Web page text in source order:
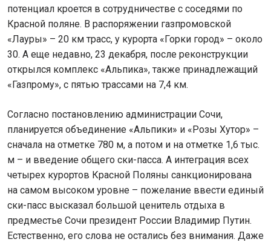
потенциал кроется в сотрудничестве с соседями по
Красной поляне. В распоряжении газпромовской
«Лауры» – 20 км трасс, у курорта «Горки город» – около
30. А еще недавно, 23 декабря, после реконструкции
открылся комплекс «Альпика», также принадлежащий
«Газпрому», с пятью трассами на 7,4 км.
Согласно постановлению администрации Сочи,
планируется объединение «Альпики» и «Розы Хутор» –
сначала на отметке 780 м, а потом и на отметке 1,6 тыс.
м – и введение общего ски-пасса. А интеграция всех
четырех курортов Красной Поляны санкционирована
на самом высоком уровне – пожелание ввести единый
ски-пасс высказал большой ценитель отдыха в
предместье Сочи президент России Владимир Путин.
Естественно, его слова не остались без внимания. Даже